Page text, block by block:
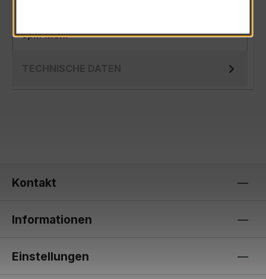
sp…Mehr
TECHNISCHE DATEN
Kontakt
Informationen
Einstellungen